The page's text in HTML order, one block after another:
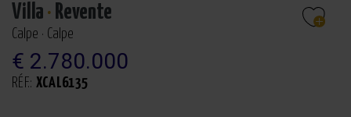
Villa · Revente
Calpe · Calpe
€ 2.780.000
RÉF.: XCAL6135